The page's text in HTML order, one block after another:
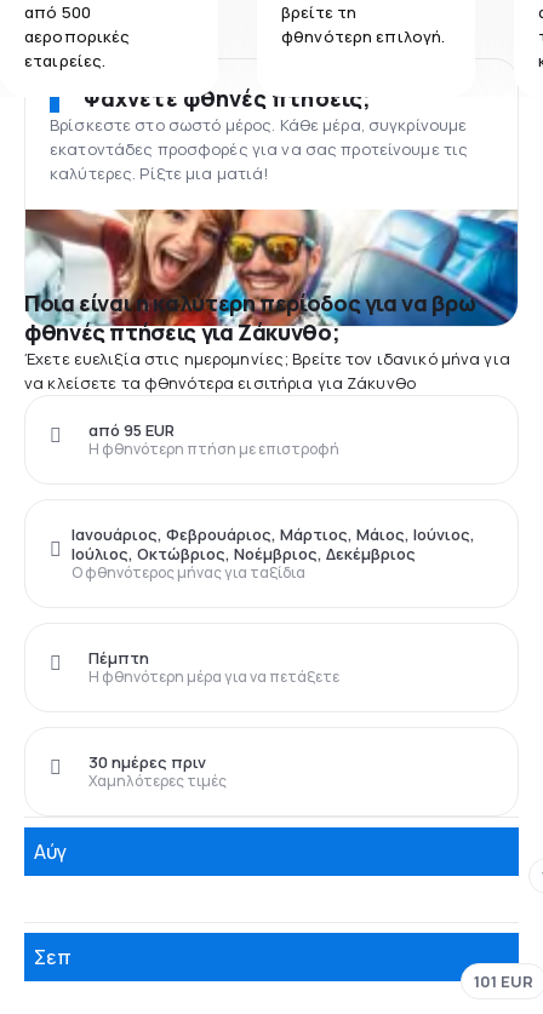
από 500
αεροπορικές
εταιρείες.
βρείτε τη
φθηνότερη επιλογή.
Ψάχνετε φθηνές πτήσεις;
Βρίσκεστε στο σωστό μέρος. Κάθε μέρα, συγκρίνουμε
εκατοντάδες προσφορές για να σας προτείνουμε τις
καλύτερες. Ρίξτε μια ματιά!
Ποια είναι η καλύτερη περίοδος για να βρω
φθηνές πτήσεις για Ζάκυνθο;
Έχετε ευελιξία στις ημερομηνίες; Βρείτε τον ιδανικό μήνα για
να κλείσετε τα φθηνότερα εισιτήρια για Ζάκυνθο
Η φθηνότερη πτήση με επιστροφή
από 95 EUR
Ο φθηνότερος μήνας για ταξίδια
Ιανουάριος, Φεβρουάριος, Μάρτιος, Μάιος, Ιούνιος,
Ιούλιος, Οκτώβριος, Νοέμβριος, Δεκέμβριος
Η φθηνότερη μέρα για να πετάξετε
Πέμπτη
Χαμηλότερες τιμές
30 ημέρες πριν
Αύγ
Σεπ
101 EUR